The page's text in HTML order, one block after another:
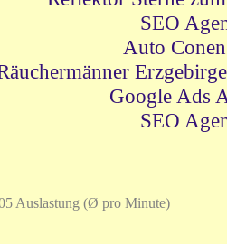
SEO
Auto
Google Ads
SEO
Auslastung (Ø pro Minute)